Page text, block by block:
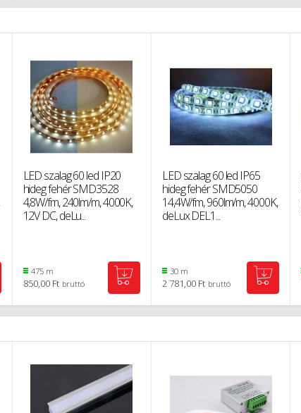
LED szalag 60 led IP20
hideg fehér SMD3528
4,8W/fm, 240lm/m, 4000K,
12V DC, deLu...
475 m
850,00 Ft bruttó
LED szalag 60 led IP65
hideg fehér SMD5050
14,4W/fm, 960lm/m, 4000K,
deLux DEL1...
30 m
2 781,00 Ft bruttó